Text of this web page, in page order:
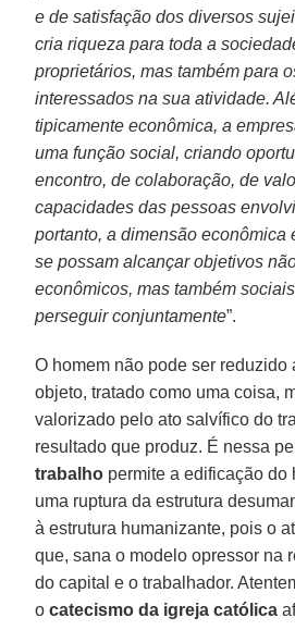
e de satisfação dos diversos
cria riqueza para toda a
proprietários, mas também para
interessados na sua atividade.
tipicamente econômica, a
uma função social, criando
encontro, de colaboração, de
capacidades das pessoas
portanto, a dimensão econômica
se possam alcançar objetivos
econômicos, mas também
perseguir conjuntamente”.
O homem não pode ser reduzido
objeto, tratado como uma coisa,
valorizado pelo ato salvífico do
resultado que produz. É nessa
trabalho permite a edificação do
uma ruptura da estrutura
à estrutura humanizante, pois o
que, sana o modelo opressor na
do capital e o trabalhador.
ocatecismo da igreja católica